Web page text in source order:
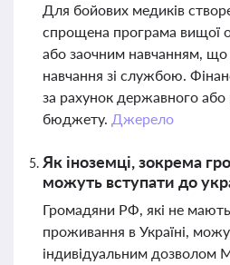
Для бойових медиків
спрощена програма вищої
або заочним навчанням, що
навчання зі службою.
за рахунок державного або
бюджету. Джерело
Як іноземці, зокрема
можуть вступати до
Громадяни РФ, які не
проживання в Україні,
індивідуальним дозволом